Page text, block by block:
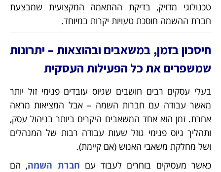
טכנולוגי מדויק, בדיקת ההתאמה המקצועית שמבצעת
חברת ההשמה חוסכת טעויות יקרות במיוחד.
חיסכון בזמן, במשאבים ובהוצאות – יתרונות
שמשפרים את כל הפעילות העסקית
בעלי עסקים רבים חושבים שגיוס עובדים פנימי זול יותר
מאשר עבודה עם חברות השמה – אבל המציאות מראה
אחרת. זמן הוא אחד המשאבים היקרים ביותר בניהול עסק,
ותהליך גיוס פנימי גוזל שעות עבודה רבות של המנהלים
ושל מחלקת משאבי האנוש (אם קיימת).
כאשר מעסיקים בוחרים לעבוד עם חברת השמה, הם